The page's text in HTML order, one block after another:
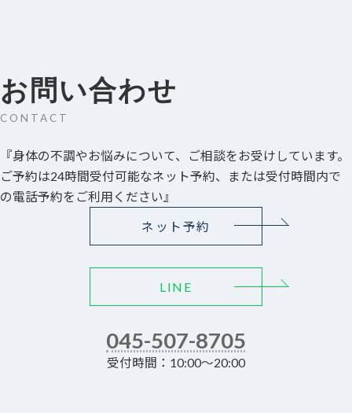
お問い合わせ
CONTACT
『身体の不調やお悩みについて、ご相談をお受けしています。
ご予約は24時間受付可能なネット予約、または受付時間内で
の電話予約をご利用ください』
ネット予約
LINE
045-507-8705
受付時間：10:00～20:00